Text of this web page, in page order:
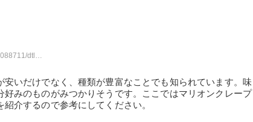
smp2/
いだけでなく、種類が豊富なことでも知られています。味
みのものがみつかりそうです。ここではマリオンクレープ
介するので参考にしてください。